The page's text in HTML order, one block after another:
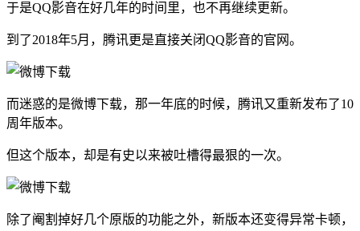
于是QQ影音在好几年的时间里，也不再继续更新。
到了2018年5月，腾讯更是直接关闭QQ影音的官网。
而迷惑的是微博下载，那一年底的时候，腾讯又重新发布了10
周年版本。
但这个版本，却是有史以来被吐槽得最狠的一次。
除了阉割掉好几个原版的功能之外，新版本还变得异常卡顿，